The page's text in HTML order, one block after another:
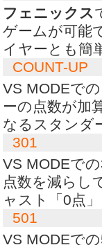
フェニックス
ゲームが可能
イヤーとも簡
COUNT-UP
VS MODEで
ーの点数が加
なるスタンダ
301
VS MODEで
点数を減らし
ャスト「0点
501
VS MODEで